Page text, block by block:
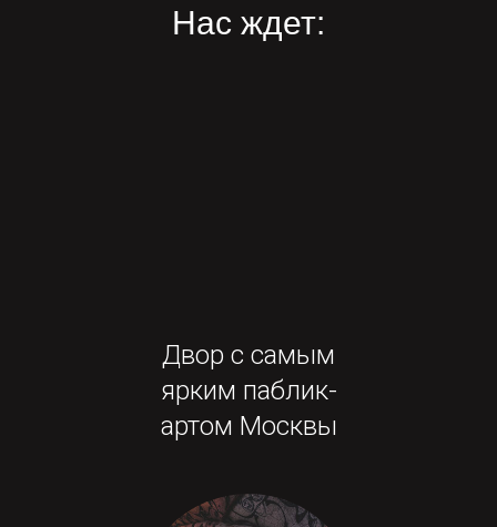
Нас ждет:
Двор с самым
ярким паблик-
артом Москвы